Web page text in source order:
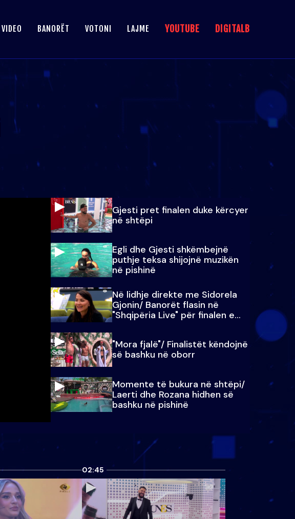
VIDEO BANORËT VOTONI LAJME YOUTUBE DIGITALB
Gjesti pret finalen duke kërcyer
në shtëpi
Egli dhe Gjesti shkëmbejnë
puthje teksa shijojnë muzikën
në pishinë
Në lidhje direkte me Sidorela
Gjonin/ Banorët flasin në
"Shqipëria Live" për finalen e
madhe
"Mora fjalë"/ Finalistët këndojnë
së bashku në oborr
Momente të bukura në shtëpi/
Laerti dhe Rozana hidhen së
bashku në pishinë
02:45